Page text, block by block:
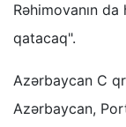
Rəhimovanın
qatacaq".
Azərbaycan C
Azərbaycan,